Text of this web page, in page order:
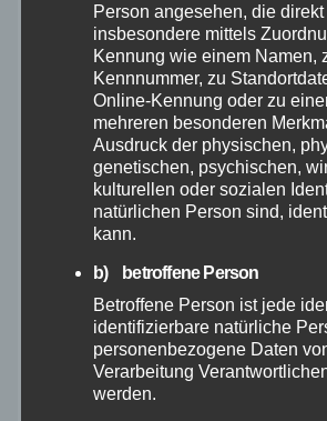
Juli 2026
Juni 2026
Mai 2026
April 2026
März 2026
Februar 2026
Januar 2026
Person angesehen, die direkt
insbesondere mittels
Kennung wie einem Namen,
Kennnummer, zu
Online-Kennung oder zu
mehreren besonderen
Ausdruck der physischen,
genetischen, psychischen,
kulturellen oder sozialen
natürlichen Person sind,
kann.
b) betroffene Person
Betroffene Person ist jede
identifizierbare natürliche
personenbezogene Daten
Verarbeitung
werden.